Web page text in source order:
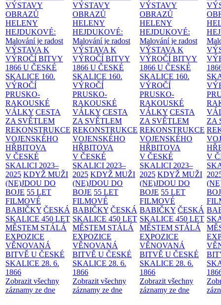
VÝSTAVY
OBRAZŮ
HELENY
HEJDUKOVÉ:
Malování je radost
VÝSTAVA K
VÝROČÍ BITVY
1866 U ČESKÉ
SKALICE 160.
VÝROČÍ
PRUSKO-
RAKOUSKÉ
VÁLKY CESTA
ZA SVĚTLEM
REKONSTRUKCE
VOJENSKÉHO
HŘBITOVA
V ČESKÉ
SKALICI 2023–
2025 KDYŽ MUŽI
(NE)JDOU DO
BOJE 55 LET
FILMOVÉ
BABIČKY ČESKÁ
SKALICE 450 LET
MĚSTEM STÁLÁ
EXPOZICE
VĚNOVANÁ
BITVĚ U ČESKÉ
SKALICE 28. 6.
1866
Zobrazit všechny
záznamy ze dne
VÝSTAVY
OBRAZŮ
HELENY
HEJDUKOVÉ:
Malování je radost
VÝSTAVA K
VÝROČÍ BITVY
1866 U ČESKÉ
SKALICE 160.
VÝROČÍ
PRUSKO-
RAKOUSKÉ
VÁLKY CESTA
ZA SVĚTLEM
REKONSTRUKCE
VOJENSKÉHO
HŘBITOVA
V ČESKÉ
SKALICI 2023–
2025 KDYŽ MUŽI
(NE)JDOU DO
BOJE 55 LET
FILMOVÉ
BABIČKY ČESKÁ
SKALICE 450 LET
MĚSTEM STÁLÁ
EXPOZICE
VĚNOVANÁ
BITVĚ U ČESKÉ
SKALICE 28. 6.
1866
Zobrazit všechny
záznamy ze dne
VÝSTAVY
OBRAZŮ
HELENY
HEJDUKOVÉ:
Malování je radost
VÝSTAVA K
VÝROČÍ BITVY
1866 U ČESKÉ
SKALICE 160.
VÝROČÍ
PRUSKO-
RAKOUSKÉ
VÁLKY CESTA
ZA SVĚTLEM
REKONSTRUKCE
VOJENSKÉHO
HŘBITOVA
V ČESKÉ
SKALICI 2023–
2025 KDYŽ MUŽI
(NE)JDOU DO
BOJE 55 LET
FILMOVÉ
BABIČKY ČESKÁ
SKALICE 450 LET
MĚSTEM STÁLÁ
EXPOZICE
VĚNOVANÁ
BITVĚ U ČESKÉ
SKALICE 28. 6.
1866
Zobrazit všechny
záznamy ze dne
ZA
V